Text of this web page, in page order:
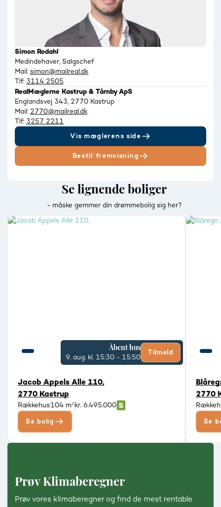
Simon Rodahl
Medindehaver, Salgschef
Mail: simon@mailreal.dk
Tlf: 3114 2505
RealMæglerne Kastrup & Tårnby ApS
Englandsvej 343, 2770 Kastrup
Mail: 2770@mailreal.dk
Tlf: 3257 2211
Vis mæglerens side
Bestil fremvisning
Se lignende boliger
- måske gemmer din drømmebolig sig her?
Åbent hus
9. aug. kl. 15:30 - 15:50
Tilmeld
Jacob Appels Alle 110,
2770 Kastrup
Rækkehus 104 m² kr. 6.495.000
Se bolig
2770
Se
Prøv Klimaberegner
Prøv vores klimaberegner og find de mest rentable